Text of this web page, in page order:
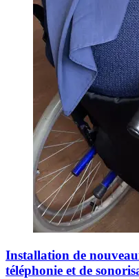
Installation de
téléphonie et de